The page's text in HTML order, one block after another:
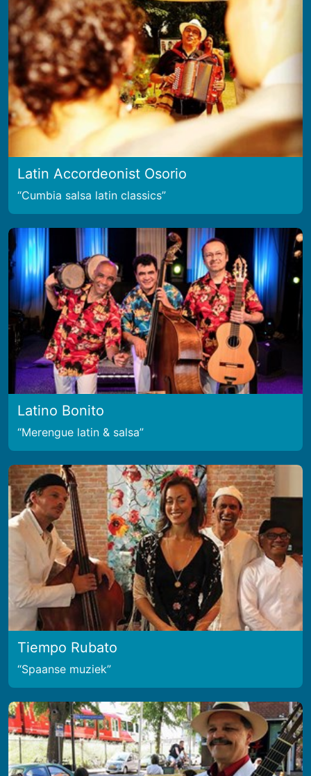
Latin Accordeonist Osorio
Cumbia salsa latin classics
Latino Bonito
Merengue latin & salsa
Tiempo Rubato
Spaanse muziek